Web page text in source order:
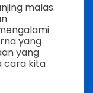
malas.
yang
yang
cara kita